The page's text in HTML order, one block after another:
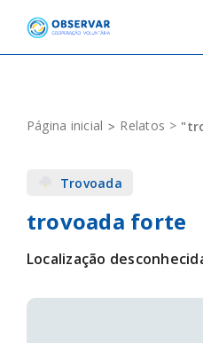
content
EVENTOS
DEFINIÇÕES
F.A.Q.
Página inicial Relatos
Trovoada
trovoada forte
Localização